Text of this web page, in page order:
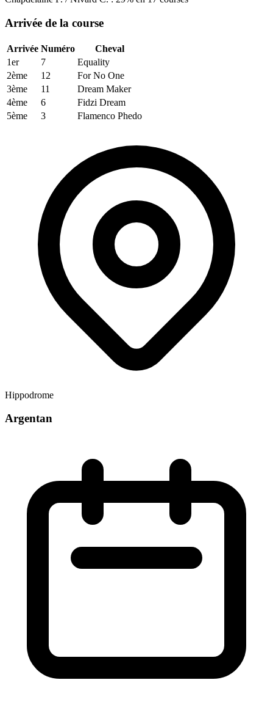
Arrivée de la course
Arrivée Numéro
Cheval
1er
7
Equality
2ème
12
For No One
3ème
11
Dream Maker
4ème
6
Fidzi Dream
5ème
3 Flamenco Phedo
Hippodrome
Argentan